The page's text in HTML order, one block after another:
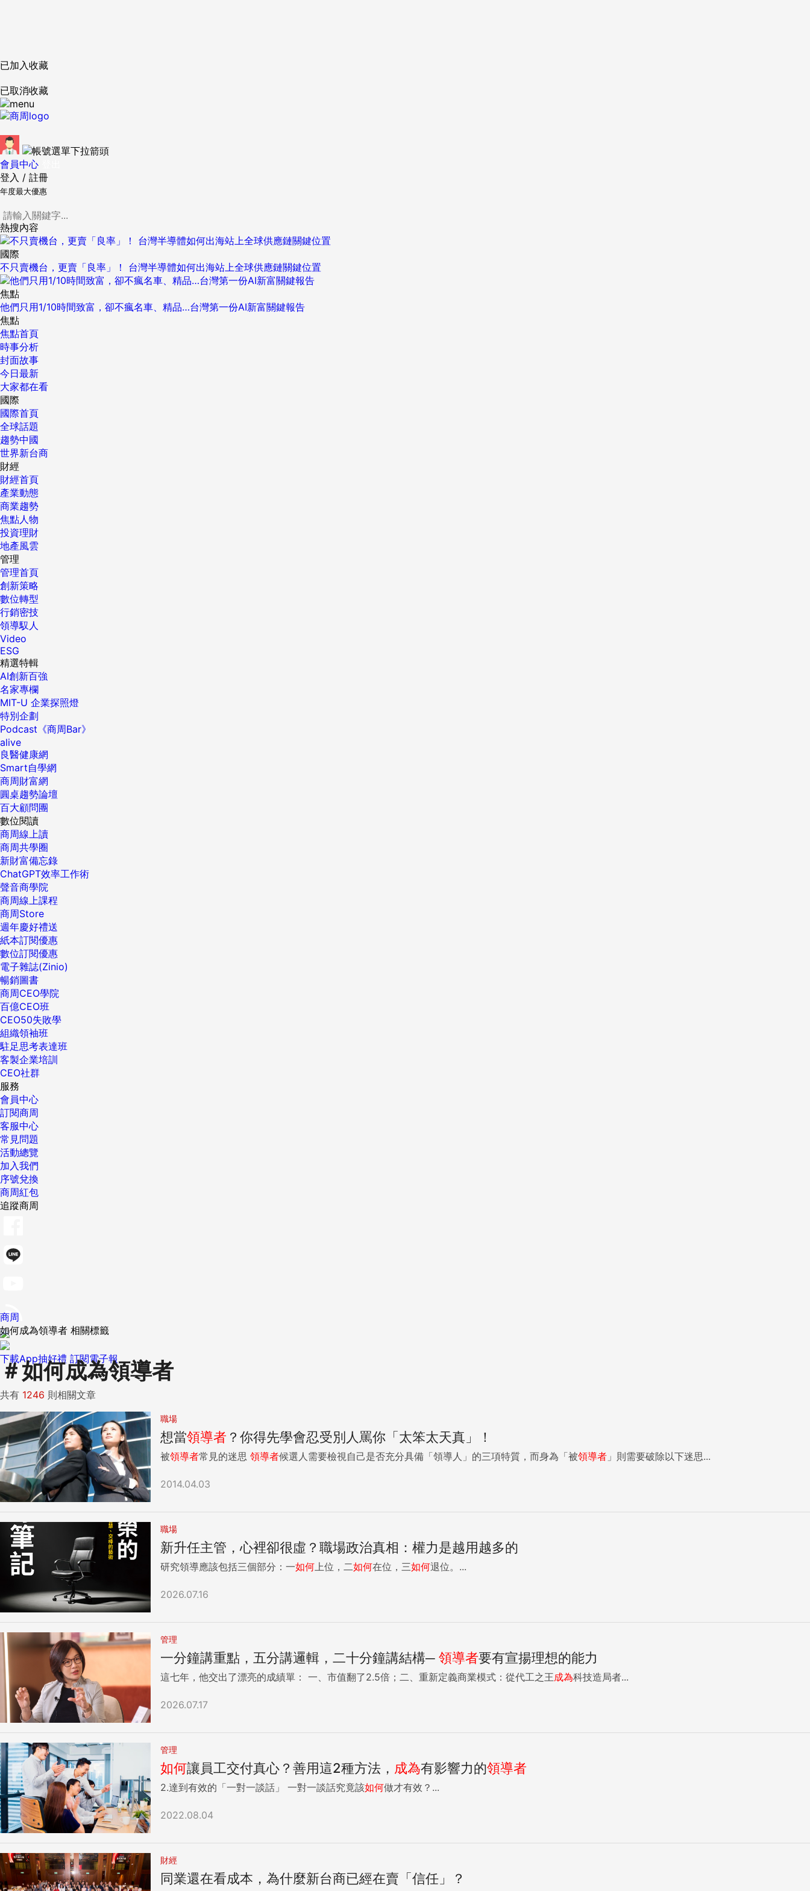
已加入收藏
已取消收藏
會員中心
登入 / 註冊
年度最大優惠
熱搜內容
國際
不只賣機台，更賣「良率」！ 台灣半導體如何出海站上全球供應鏈關鍵位置
焦點
他們只用1/10時間致富，卻不瘋名車、精品…台灣第一份AI新富關鍵報告
焦點
焦點首頁
時事分析
封面故事
今日最新
大家都在看
國際
國際首頁
全球話題
趨勢中國
世界新台商
財經
財經首頁
產業動態
商業趨勢
焦點人物
投資理財
地產風雲
管理
管理首頁
創新策略
數位轉型
行銷密技
領導馭人
Video
ESG
精選特輯
AI創新百強
名家專欄
MIT-U 企業探照燈
特別企劃
Podcast《商周Bar》
alive
良醫健康網
Smart自學網
商周財富網
圓桌趨勢論壇
百大顧問團
數位閱讀
商周線上讀
商周共學圈
新財富備忘錄
ChatGPT效率工作術
聲音商學院
商周線上課程
商周Store
週年慶好禮送
紙本訂閱優惠
數位訂閱優惠
電子雜誌(Zinio)
暢銷圖書
商周CEO學院
百億CEO班
CEO50失敗學
組織領袖班
駐足思考表達班
客製企業培訓
CEO社群
服務
會員中心
訂閱商周
客服中心
常見問題
活動總覽
加入我們
序號兌換
商周紅包
追蹤商周
下載App抽好禮 訂閱電子報
商周
如何成為領導者 相關標籤
＃如何成為領導者
共有 1246 則相關文章
職場
想當領導者 ？你得先學會忍受別人罵你「太笨太天真」！
被領導者常見的迷思 領導者候選人需要檢視自己是否充分具備「領導人」的三項特質，而身為「被領導者 」則需要破除以下迷思...
2014.04.03
職場
新升任主管，心裡卻很虛？職場政治真相：權力是越用越多的
研究領導應該包括三個部分：一如何 上位，二如何在位，三如何退位。...
2026.07.16
管理
一分鐘講重點，五分講邏輯，二十分鐘講結構─ 領導者要有宣揚理想的能力
這七年，他交出了漂亮的成績單： 一、市值翻了2.5倍；二、重新定義商業模式：從代工之王成為科技造局者...
2026.07.17
管理
如何讓員工交付真心？善用這2種方法， 成為有影響力的領導者
2.達到有效的「一對一談話」 一對一談話究竟該如何做才有效？...
2022.08.04
財經
同業還在看成本，為什麼新台商已經在賣「信任」？